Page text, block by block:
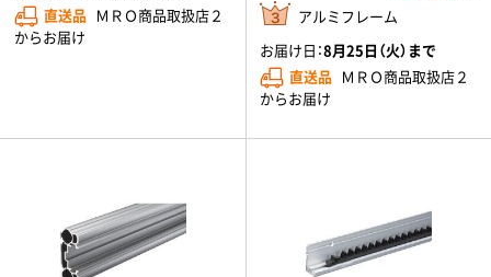
直送品 ＭＲＯ商品取扱店２
からお届け
アルミフレーム
お届け日：8月25日（火）まで
直送品 ＭＲＯ商品取扱店２
からお届け